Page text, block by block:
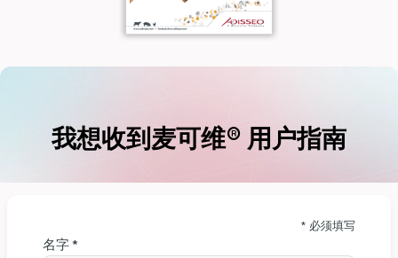
我想收到麦可维® 用户指南
* 必须填写
名字 *